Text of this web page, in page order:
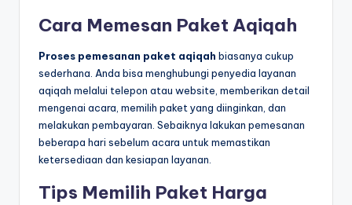
Cara Memesan Paket Aqiqah
Proses pemesanan paket aqiqah biasanya cukup
sederhana. Anda bisa menghubungi penyedia layanan
aqiqah melalui telepon atau website, memberikan detail
mengenai acara, memilih paket yang diinginkan, dan
melakukan pembayaran. Sebaiknya lakukan pemesanan
beberapa hari sebelum acara untuk memastikan
ketersediaan dan kesiapan layanan.
Tips Memilih Paket Harga